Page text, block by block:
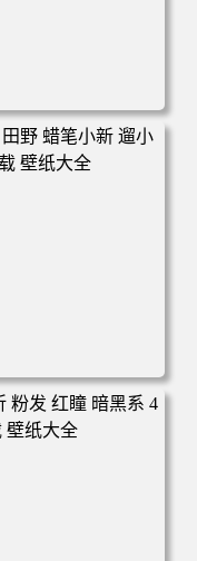
宠 电脑桌面 高清壁
笔小新 遛小白 麦田